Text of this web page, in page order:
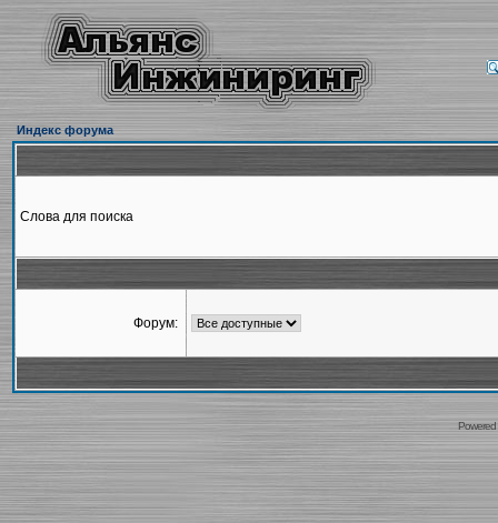
Индекс форума
Слова для поиска
Форум: